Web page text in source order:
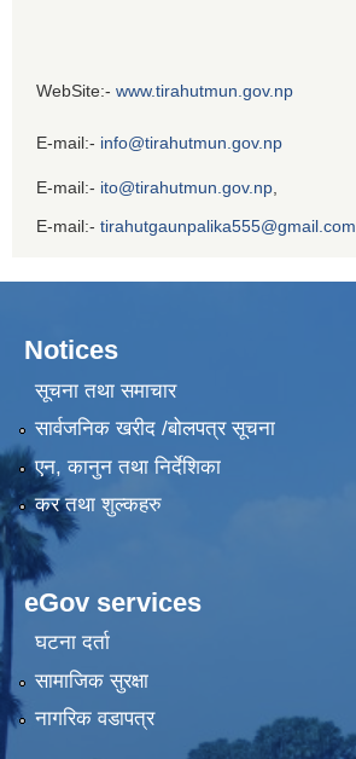
WebSite:- www.tirahutmun.gov.np
E-mail:- info@tirahutmun.gov.np
E-mail:- ito@tirahutmun.gov.np,
E-mail:- tirahutgaunpalika555@gmail.com
Notices
सूचना तथा समाचार
सार्वजनिक खरीद /बोलपत्र सूचना
एन, कानुन तथा निर्देशिका
कर तथा शुल्कहरु
eGov services
घटना दर्ता
सामाजिक सुरक्षा
नागरिक वडापत्र